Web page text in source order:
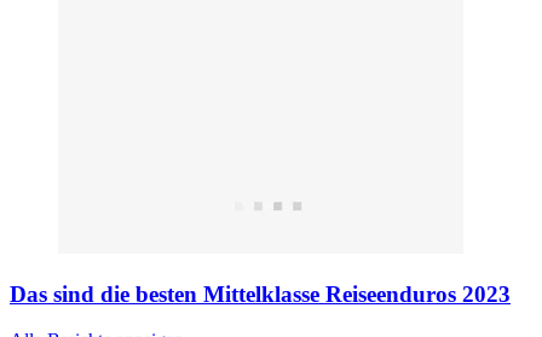
Das sind die besten Mittelklasse Reiseenduros 2023